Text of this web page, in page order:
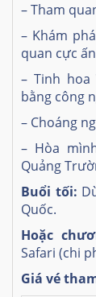
– Tham
– Khám
quan cực
– Tinh
bằng công
– Choáng
– Hòa
Quảng
Buổi tối:
Quốc.
Hoặc
Safari (chi
Giá vé